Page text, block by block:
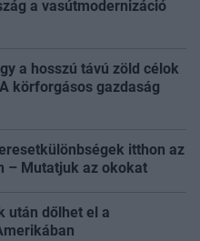
a vasútmodernizáció
a hosszú távú zöld célok
körforgásos gazdaság
itthon az
– Mutatjuk az okokat
után dőlhet el a